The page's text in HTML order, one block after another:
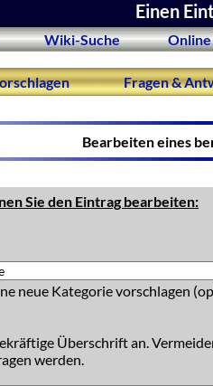
Einen
Wiki-Suche
Fragen &
Bearbeiten eines
Sie den Eintrag bearbeiten:
neue Kategorie vorschlagen
Überschrift an.
werden.